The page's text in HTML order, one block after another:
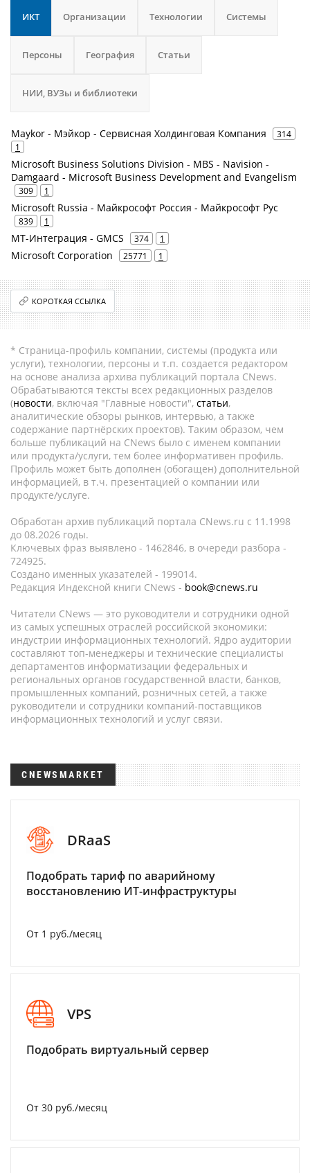
ИКТ Организации Технологии Системы
Персоны География Статьи
НИИ, ВУЗы и библиотеки
Maykor - Мэйкор - Сервисная Холдинговая Компания
314
1
Microsoft Business Solutions Division - MBS - Navision -
Damgaard - Microsoft Business Development and Evangelism
309 1
Microsoft Russia - Майкрософт Россия - Майкрософт Рус
839 1
МТ-Интеграция - GMCS 374 1
Microsoft Corporation 25771 1
КОРОТКАЯ ССЫЛКА
* Страница-профиль компании, системы (продукта или
услуги), технологии, персоны и т.п. создается редактором
на основе анализа архива публикаций портала CNews.
Обрабатываются тексты всех редакционных разделов
(новости, включая "Главные новости", статьи,
аналитические обзоры рынков, интервью, а также
содержание партнёрских проектов). Таким образом, чем
больше публикаций на CNews было с именем компании
или продукта/услуги, тем более информативен профиль.
Профиль может быть дополнен (обогащен) дополнительной
информацией, в т.ч. презентацией о компании или
продукте/услуге.
Обработан архив публикаций портала CNews.ru c 11.1998
до 08.2026 годы.
Ключевых фраз выявлено - 1462846, в очереди разбора -
724925.
Создано именных указателей - 199014.
Редакция Индексной книги CNews - book@cnews.ru
Читатели CNews — это руководители и сотрудники одной
из самых успешных отраслей российской экономики:
индустрии информационных технологий. Ядро аудитории
составляют топ-менеджеры и технические специалисты
департаментов информатизации федеральных и
региональных органов государственной власти, банков,
промышленных компаний, розничных сетей, а также
руководители и сотрудники компаний-поставщиков
информационных технологий и услуг связи.
CNEWSMARKET
DRaaS
Подобрать тариф по аварийному
восстановлению ИТ-инфраструктуры
От 1 руб./месяц
VPS
Подобрать виртуальный сервер
От 30 руб./месяц